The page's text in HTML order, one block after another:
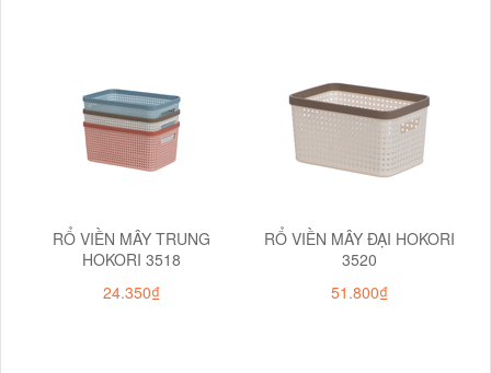
RỔ VIỀN MÂY TRUNG
HOKORI 3518
24.350₫
RỔ VIỀN MÂY ĐẠI HOKORI
3520
51.800₫